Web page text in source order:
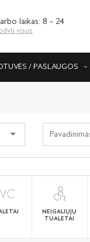
laikas: 8 – 24
visus
/ PASLAUGOS
NEĮGALIŲJŲ
TUALETAI